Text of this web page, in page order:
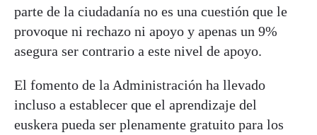
parte de la ciudadanía no es una cuestión que le
provoque ni rechazo ni apoyo y apenas un 9%
asegura ser contrario a este nivel de apoyo.
El fomento de la Administración ha llevado
incluso a establecer que el aprendizaje del
euskera pueda ser plenamente gratuito para los